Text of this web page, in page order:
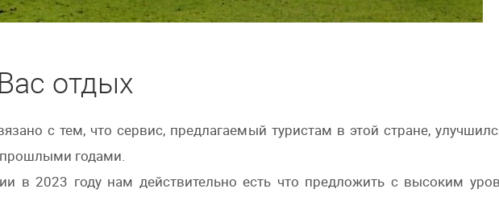
отдых
с тем, что сервис, предлагаемый туристам в этой стране,
годами.
в 2023 году нам действительно есть что предложить с высоким